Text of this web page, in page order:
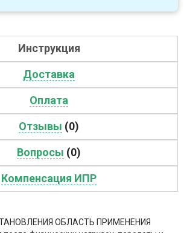
Инструкция
Доставка
Оплата
Отзывы (0)
Вопросы (0)
Компенсация ИПР
ОБЛАСТЬ ПРИМЕНЕНИЯ